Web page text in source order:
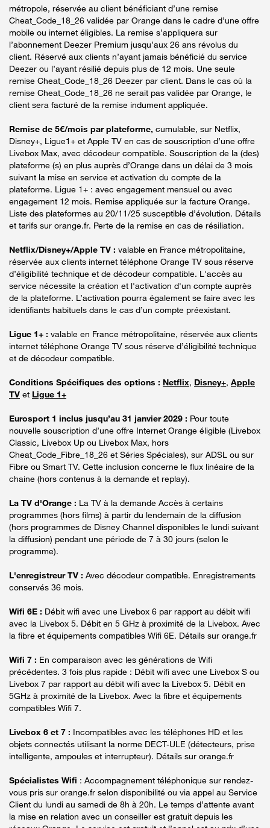
métropole, réservée au client bénéficiant d’une remise
Cheat_Code_18_26 validée par Orange dans le cadre d’une offre
mobile ou internet éligibles. La remise s’appliquera sur
l’abonnement Deezer Premium jusqu’aux 26 ans révolus du
client. Réservé aux clients n’ayant jamais bénéficié du service
Deezer ou l’ayant résilié depuis plus de 12 mois. Une seule
remise Cheat_Code_18_26 Deezer par client. Dans le cas où la
remise Cheat_Code_18_26 ne serait pas validée par Orange, le
client sera facturé de la remise indument appliquée.
Remise de 5€/mois par plateforme, cumulable, sur Netflix,
Disney+, Ligue1+ et Apple TV en cas de souscription d’une offre
Livebox Max, avec décodeur compatible. Souscription de la (des)
plateforme (s) en plus auprès d’Orange dans un délai de 3 mois
suivant la mise en service et activation du compte de la
plateforme. Ligue 1+ : avec engagement mensuel ou avec
engagement 12 mois. Remise appliquée sur la facture Orange.
Liste des plateformes au 20/11/25 susceptible d’évolution. Détails
et tarifs sur orange.fr. Perte de la remise en cas de résiliation.
Netflix/Disney+/Apple TV : valable en France métropolitaine,
réservée aux clients internet téléphone Orange TV sous réserve
d’éligibilité technique et de décodeur compatible. L'accès au
service nécessite la création et l'activation d'un compte auprès
de la plateforme. L’activation pourra également se faire avec les
identifiants habituels dans le cas d’un compte préexistant.
Ligue 1+ : valable en France métropolitaine, réservée aux clients
internet téléphone Orange TV sous réserve d’éligibilité technique
et de décodeur compatible.
Conditions Spécifiques des options : Netflix, Disney+, Apple
TV et Ligue 1+
Eurosport 1 inclus jusqu’au 31 janvier 2029 : Pour toute
nouvelle souscription d’une offre Internet Orange éligible (Livebox
Classic, Livebox Up ou Livebox Max, hors
Cheat_Code_Fibre_18_26 et Séries Spéciales), sur ADSL ou sur
Fibre ou Smart TV. Cette inclusion concerne le flux linéaire de la
chaine (hors contenus à la demande et replay).
La TV d'Orange : La TV à la demande Accès à certains
programmes (hors films) à partir du lendemain de la diffusion
(hors programmes de Disney Channel disponibles le lundi suivant
la diffusion) pendant une période de 7 à 30 jours (selon le
programme).
L'enregistreur TV : Avec décodeur compatible. Enregistrements
conservés 36 mois.
Wifi 6E : Débit wifi avec une Livebox 6 par rapport au débit wifi
avec la Livebox 5. Débit en 5 GHz à proximité de la Livebox. Avec
la fibre et équipements compatibles Wifi 6E. Détails sur orange.fr
Wifi 7 : En comparaison avec les générations de Wifi
précédentes. 3 fois plus rapide : Débit wifi avec une Livebox S ou
Livebox 7 par rapport au débit wifi avec la Livebox 5. Débit en
5GHz à proximité de la Livebox. Avec la fibre et équipements
compatibles Wifi 7.
Livebox 6 et 7 : Incompatibles avec les téléphones HD et les
objets connectés utilisant la norme DECT-ULE (détecteurs, prise
intelligente, ampoules et interrupteur). Détails sur orange.fr
Spécialistes Wifi : Accompagnement téléphonique sur rendez-
vous pris sur orange.fr selon disponibilité ou via appel au Service
Client du lundi au samedi de 8h à 20h. Le temps d’attente avant
la mise en relation avec un conseiller est gratuit depuis les